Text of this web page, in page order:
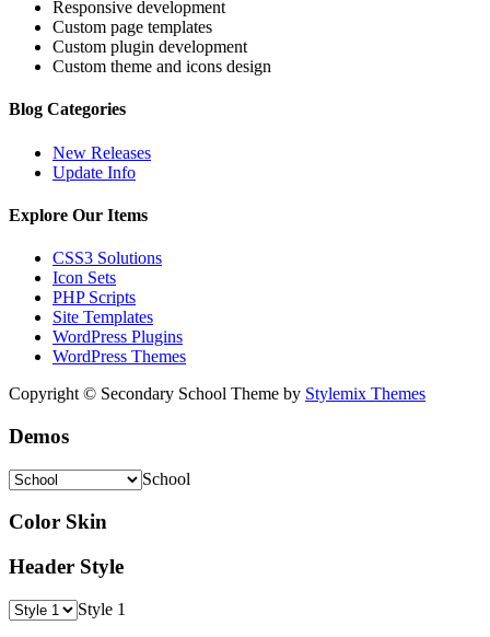
Responsive development
Custom page templates
Custom plugin development
Custom theme and icons design
Blog Categories
New Releases
Update Info
Explore Our Items
CSS3 Solutions
Icon Sets
PHP Scripts
Site Templates
WordPress Plugins
WordPress Themes
Copyright © Secondary School Theme by Stylemix Themes
Demos
School
Color Skin
Header Style
Style 1